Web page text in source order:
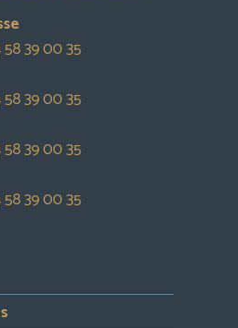
39 00 35
39 00 35
39 00 35
39 00 35